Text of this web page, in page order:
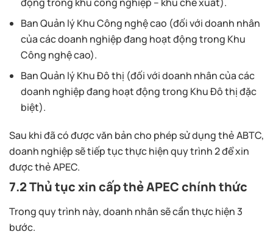
Ban Quản lý Khu Công nghệ cao (đối với doanh nhân
của các doanh nghiệp đang hoạt động trong Khu
Công nghệ cao).
Ban Quản lý Khu Đô thị (đối với doanh nhân của các
doanh nghiệp đang hoạt động trong Khu Đô thị đặc
biệt).
Sau khi đã có được văn bản cho phép sử dụng thẻ ABTC,
doanh nghiệp sẽ tiếp tục thực hiện quy trình 2 để xin
được thẻ APEC.
7.2 Thủ tục xin cấp thẻ APEC chính thức
Trong quy trình này, doanh nhân sẽ cần thực hiện 3
bước.